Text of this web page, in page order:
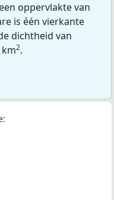
oppervlakte van
is één vierkante
dichtheid van
2.